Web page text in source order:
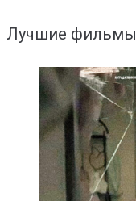
Лучшие фильмы